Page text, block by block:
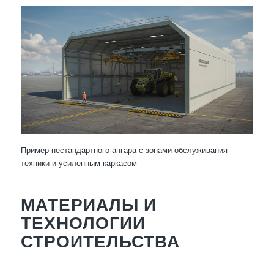
Пример нестандартного ангара с зонами обслуживания
техники и усиленным каркасом
МАТЕРИАЛЫ И
ТЕХНОЛОГИИ
СТРОИТЕЛЬСТВА